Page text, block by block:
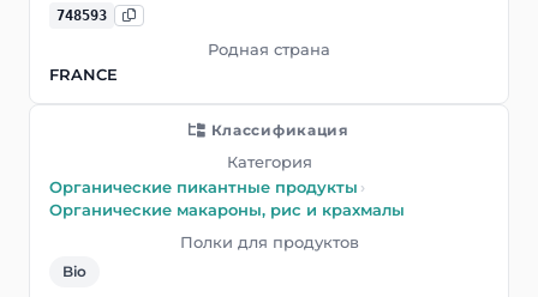
748593
Родная страна
FRANCE
Классификация
Категория
Органические пикантные продукты ›
Органические макароны, рис и крахмалы
Полки для продуктов
Bio